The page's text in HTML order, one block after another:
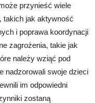
przynieść wiele
takich jak aktywność
i poprawa koordynacji
zagrożenia, takie jak
należy wziąć pod
nadzorowali swoje dzieci
im odpowiedni
zostaną